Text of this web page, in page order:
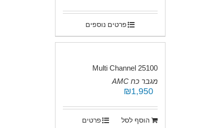
פרטים נוספים
25100 Multi Channel
מגבר כח AMC
₪1,950
הוסף לסל
פרטים